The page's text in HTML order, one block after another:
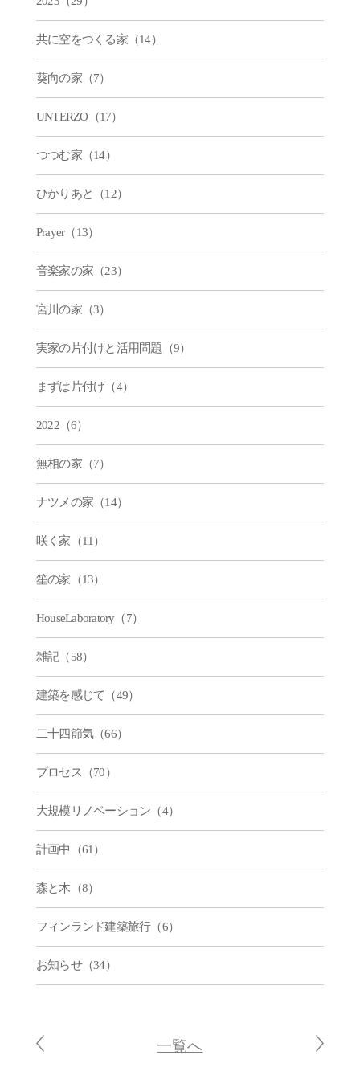
共に空をつくる家（14）
葵向の家（7）
UNTERZO（17）
つつむ家（14）
ひかりあと（12）
Prayer（13）
音楽家の家（23）
宮川の家（3）
実家の片付けと活用問題（9）
まずは片付け（4）
2022（6）
無相の家（7）
ナツメの家（14）
咲く家（11）
笙の家（13）
HouseLaboratory（7）
雑記（58）
建築を感じて（49）
二十四節気（66）
プロセス（70）
大規模リノベーション（4）
計画中（61）
森と木（8）
フィンランド建築旅行（6）
お知らせ（34）
一覧へ